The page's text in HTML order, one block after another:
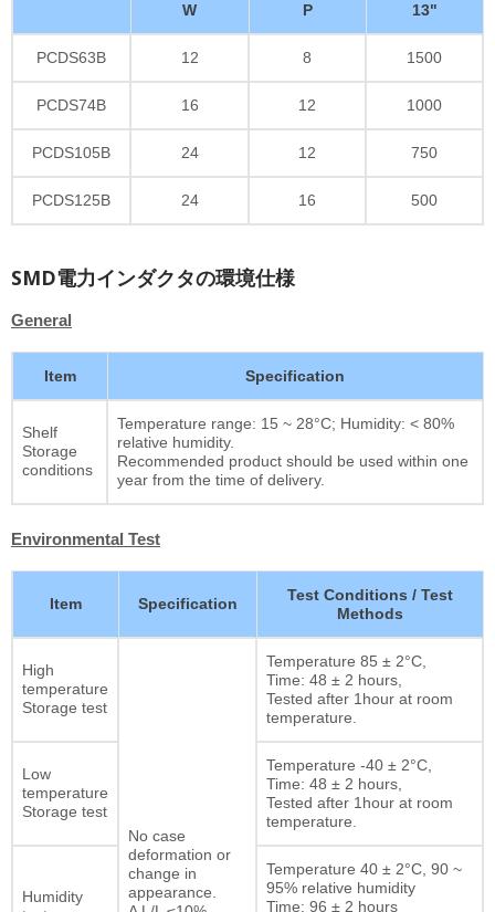
W P 13"
PCDS63B 12 8 1500
PCDS74B 16 12 1000
PCDS105B 24 12 750
PCDS125B 24 16 500
SMD電力インダクタの環境仕様
General
Item Specification
Shelf
Storage
conditions
Temperature range: 15 ~ 28°C; Humidity: < 80%
relative humidity.
Recommended product should be used within one
year from the time of delivery.
Environmental Test
Item Specification
Test Conditions / Test
Methods
High
temperature
Storage test
No case
deformation or
change in
appearance.
Temperature 85 ± 2°C,
Time: 48 ± 2 hours,
Tested after 1hour at room
temperature.
Low
temperature
Storage test
Temperature -40 ± 2°C,
Time: 48 ± 2 hours,
Tested after 1hour at room
temperature.
Humidity
Temperature 40 ± 2°C, 90 ~
95% relative humidity
Time: 96 ± 2 hours